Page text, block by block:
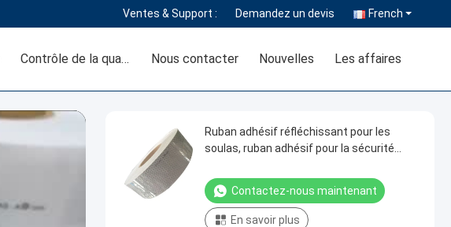
Ventes & Support : Demandez un devis French
Contrôle de la qualité Nous contacter Nouvelles Les affaires
Ruban adhésif réfléchissant pour les
soulas, ruban adhésif pour la sécurité
pression pour les équipements de
sauvetage
Contactez-nous maintenant
En savoir plus